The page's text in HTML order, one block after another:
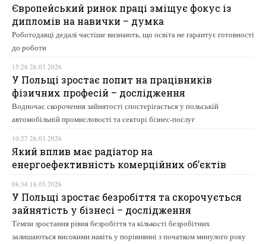
Європейський ринок праці зміщує фокус із
дипломів на навички – думка
Роботодавці дедалі частіше визнають, що освіта не гарантує готовності
до роботи
15:28 26.03.2026
У Польщі зростає попит на працівників
фізичних професій – дослідження
Водночас скорочення зайнятості спостерігається у польській
автомобільній промисловості та секторі бізнес-послуг
10:27 26.03.2026
Який вплив має радіатор на
енергоефективність комерційних об’єктів
08:34 16.03.2026
У Польщі зростає безробіття та скорочується
зайнятість у бізнесі – дослідження
Темпи зростання рівня безробіття та кількості безробітних
залишаються високими навіть у порівнянні з початком минулого року